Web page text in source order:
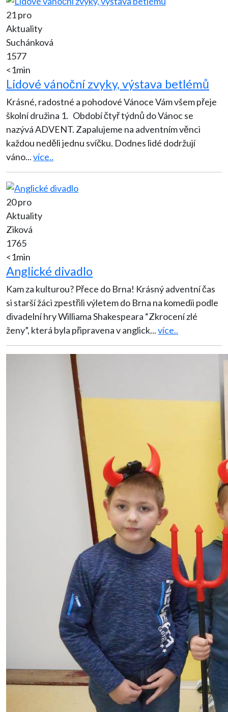
21 pro
Aktuality
Suchánková
1577
<1min
Lidové vánoční zvyky, výstava betlémů
Krásné, radostné a pohodové Vánoce Vám všem přeje
školní družina 1. Období čtyř týdnů do Vánoc se
nazývá ADVENT. Zapalujeme na adventním věnci
každou neděli jednu svíčku. Dodnes lidé dodržují
váno...více..
20 pro
Aktuality
Ziková
1765
<1min
Anglické divadlo
Kam za kulturou? Přece do Brna! Krásný adventní čas
si starší žáci zpestřili výletem do Brna na komedii podle
divadelní hry Williama Shakespeara “Zkrocení zlé
ženy”, která byla připravena v anglick...více..